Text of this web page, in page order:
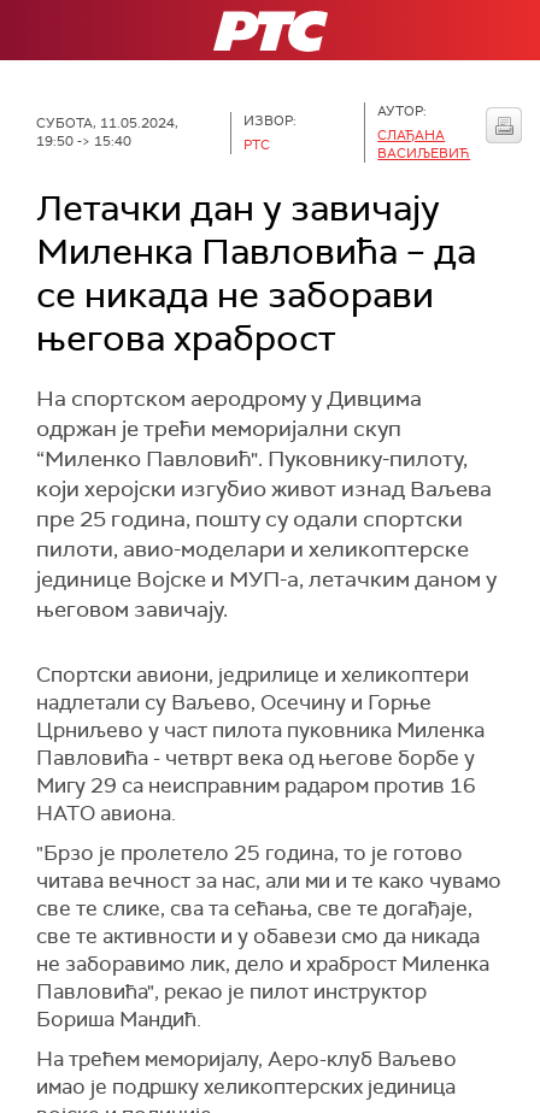
РТС
СУБОТА, 11.05.2024,
19:50 -> 15:40
ИЗВОР:
РТС
АУТОР:
СЛАЂАНА
ВАСИЉЕВИЋ
Летачки дан у завичају
Миленка Павловића – да
се никада не заборави
његова храброст
На спортском аеродрому у Дивцима
одржан је трећи меморијални скуп
“Миленко Павловић". Пуковнику-пилоту,
који херојски изгубио живот изнад Ваљева
пре 25 година, пошту су одали спортски
пилоти, авио-моделари и хеликоптерске
јединице Војске и МУП-а, летачким даном у
његовом завичају.
Спортски авиони, једрилице и хеликоптери
надлетали су Ваљево, Осечину и Горње
Црниљево у част пилота пуковника Миленка
Павловића - четврт века од његове борбе у
Мигу 29 са неисправним радаром против 16
НАТО авиона.
"Брзо је пролетело 25 година, то је готово
читава вечност за нас, али ми и те како чувамо
све те слике, сва та сећања, све те догађаје,
све те активности и у обавези смо да никада
не заборавимо лик, дело и храброст Миленка
Павловића", рекао је пилот инструктор
Бориша Мандић.
На трећем меморијалу, Аеро-клуб Ваљево
имао је подршку хеликоптерских јединица